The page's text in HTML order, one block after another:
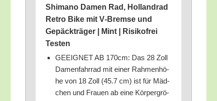
Shi­ma­no Damen Rad, Hol­land­rad
Retro Bike mit V‑Bremse und
Gepäck­trä­ger | Mint | Risi­ko­frei
Testen
GEEIGNET AB 170cm: Das 28 Zoll
Damen­fahr­rad mit einer Rah­men­hö­
he von 18 Zoll (45.7 cm) ist für Mäd­
chen und Frau­en ab eine Kör­per­grö­